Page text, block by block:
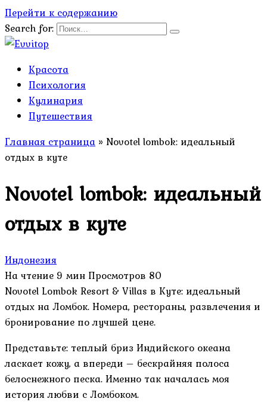
Перейти к содержанию
Search for:
Красота
Психология
Кулинария
Путешествия
Главная страница » Novotel lombok: идеальный
отдых в куте
Novotel lombok: идеальный
отдых в куте
Индонезия
На чтение 9 мин Просмотров 80
Novotel Lombok Resort & Villas в Куте: идеальный
отдых на Ломбок. Номера, рестораны, развлечения и
бронирование по лучшей цене.
Представьте: теплый бриз Индийского океана
ласкает кожу, а впереди – бескрайняя полоса
белоснежного песка. Именно так началась моя
история любви с Ломбоком.